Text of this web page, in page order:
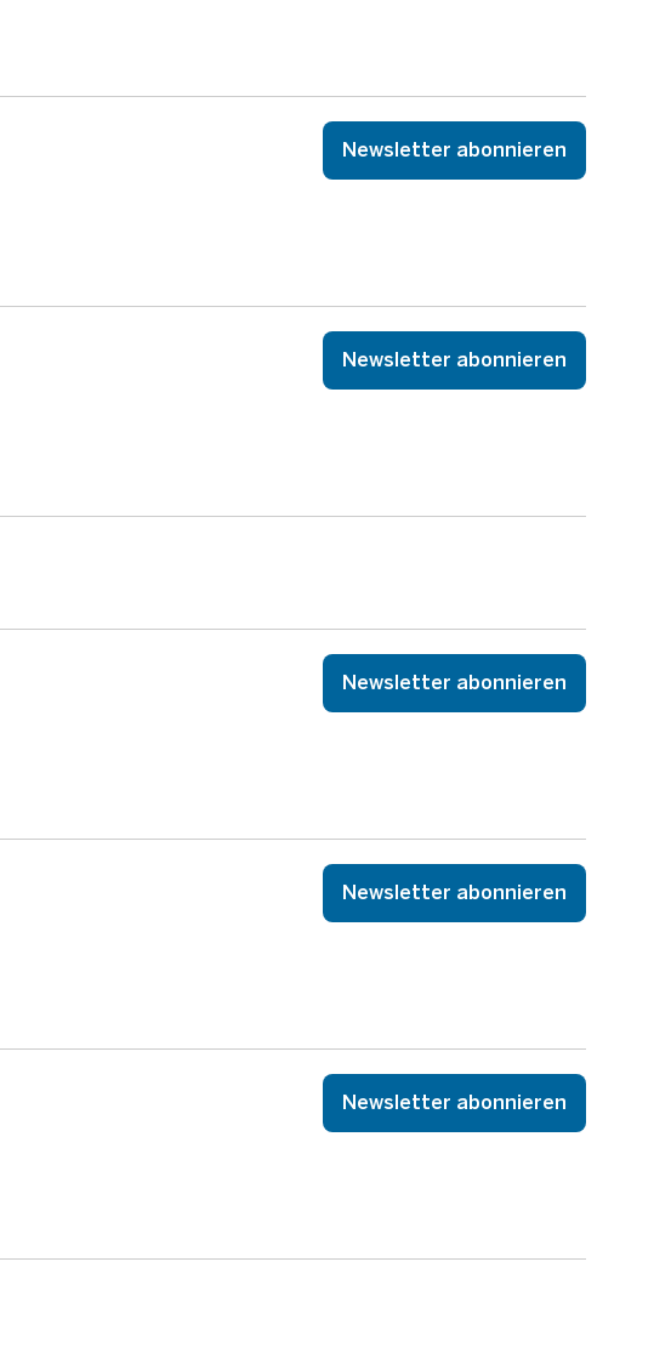
Newsletter abonnieren
Newsletter abonnieren
Newsletter abonnieren
Newsletter abonnieren
Newsletter abonnieren